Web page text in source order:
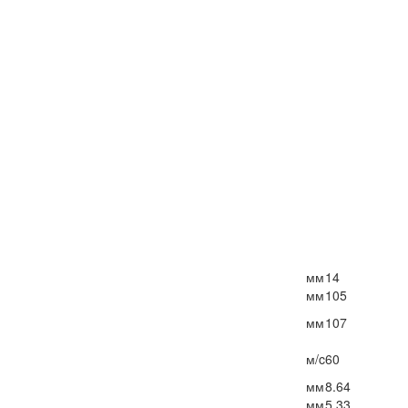
мм14
мм105
мм107
м/c60
мм8.64
мм5.33